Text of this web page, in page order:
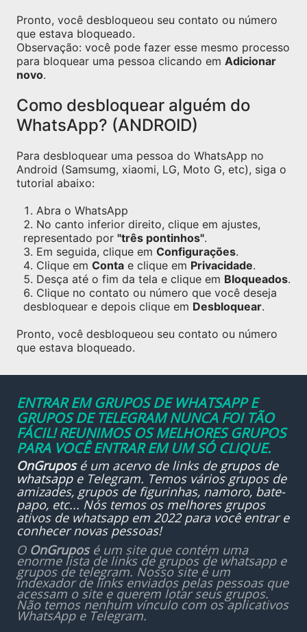
Pronto, você desbloqueou seu contato ou número
que estava bloqueado.
Observação: você pode fazer esse mesmo processo
para bloquear uma pessoa clicando em Adicionar
novo.
Como desbloquear alguém do
WhatsApp? (ANDROID)
Para desbloquear uma pessoa do WhatsApp no
Android (Samsumg, xiaomi, LG, Moto G, etc), siga o
tutorial abaixo:
Abra o WhatsApp
No canto inferior direito, clique em ajustes,
representado por "três pontinhos".
Em seguida, clique em Configurações.
Clique em Conta e clique em Privacidade.
Desça até o fim da tela e clique em Bloqueados.
Clique no contato ou número que você deseja
desbloquear e depois clique em Desbloquear.
Pronto, você desbloqueou seu contato ou número
que estava bloqueado.
ENTRAR EM GRUPOS DE WHATSAPP E
GRUPOS DE TELEGRAM NUNCA FOI TÃO
FÁCIL! REUNIMOS OS MELHORES GRUPOS
PARA VOCÊ ENTRAR EM UM SÓ CLIQUE.
OnGruposé um acervo de links de grupos de
whatsappe Telegram. Temos vários grupos de
amizades, grupos de figurinhas, namoro, bate-
papo, etc... Nós temos os melhores grupos
ativos de whatsapp em 2022 para você entrar e
conhecer novas pessoas!
O OnGruposé um site que contém uma
enorme lista de links de grupos de whatsapp e
grupos de telegram. Nosso site é um
indexador de links enviados pelas pessoas que
acessam o site e querem lotar seus grupos.
Não temos nenhum vínculo com os aplicativos
WhatsApp e Telegram.